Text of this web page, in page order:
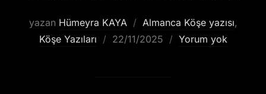
yazan Hümeyra KAYA Almanca Köşe yazısı,
Köşe Yazıları
22/11/2025 Yorum yok